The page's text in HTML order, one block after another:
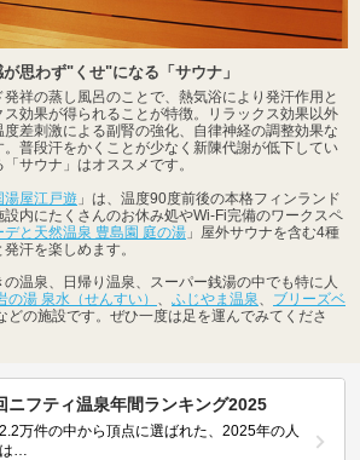
思わず"くせ"になる「サウナ」
発祥の蒸し風呂のことで、熱気浴により発汗作用と
効果が得られることが特徴。リラックス効果以外
差刺激による副腎の強化、自律神経の調整効果な
普段汗をかくことが少なく新陳代謝が低下してい
サウナ」はオススメです。
湯屋江戸遊 」は、温度90度前後の本格フィンランド
内にたくさんのお休み処やWi-Fi完備のワークスペ
デと天然温泉 豊島園 庭の湯 」屋外サウナを含む4種
汗を楽しめます。
温泉、日帰り温泉、スーパー銭湯の中でも特に人
の湯 泉水（せんすい） 、 ふじやま温泉、 ブリーズベ
どの施設です。ぜひ一度は足を運んでみてくださ
ニフティ温泉年間ランキング2025
万件の中から頂点に選ばれた、2025年の人
…